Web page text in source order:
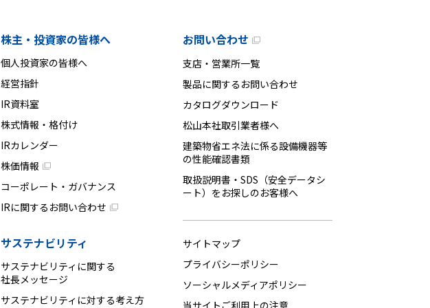
株主・投資家の皆様へ
個人投資家の皆様へ
経営指針
IR資料室
株式情報・格付け
IRカレンダー
株価情報
コーポレート・ガバナンス
IRに関するお問い合わせ
サステナビリティ
サステナビリティに関する
社長メッセージ
サステナビリティに対する考え方
お問い合わせ
支店・営業所一覧
製品に関するお問い合わせ
カタログダウンロード
松山本社取引業者様へ
建築物省エネ法に係る設備機器等
の性能確認書類
取扱説明書・SDS（安全データシ
ート）をお探しのお客様へ
サイトマップ
プライバシーポリシー
ソーシャルメディアポリシー
当サイトご利用上の注意